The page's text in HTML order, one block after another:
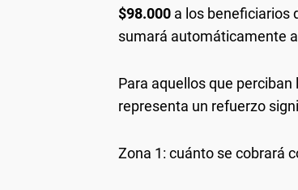
$98.000 a los beneficiarios
sumará automáticamente
Para aquellos que perciban
representa un refuerzo
Zona 1: cuánto se cobrará